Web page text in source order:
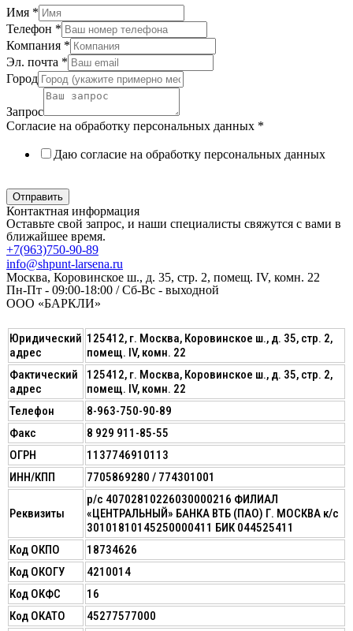
Имя *
Телефон *
Компания *
Эл. почта *
Город
Запрос
Согласие на обработку персональных данных *
Даю согласие на обработку персональных данных
Отправить
Контактная информация
Оставьте свой запрос, и наши специалисты свяжутся с вами в
ближайшее время.
+7(963)750-90-89
info@shpunt-larsena.ru
Москва, Коровинское ш., д. 35, стр. 2, помещ. IV, комн. 22
Пн-Пт - 09:00-18:00 / Сб-Вс - выходной
ООО «БАРКЛИ»
Юридический
адрес
125412, г. Москва, Коровинское ш., д. 35, стр. 2,
помещ. IV, комн. 22
Фактический
адрес
125412, г. Москва, Коровинское ш., д. 35, стр. 2,
помещ. IV, комн. 22
Телефон
8-963-750-90-89
Факс
8 929 911-85-55
ОГРН
1137746910113
ИНН/КПП
7705869280 / 774301001
Реквизиты
р/с 40702810226030000216 ФИЛИАЛ
«ЦЕНТРАЛЬНЫЙ» БАНКА ВТБ (ПАО) Г. МОСКВА к/с
30101810145250000411 БИК 044525411
Код ОКПО
18734626
Код ОКОГУ
4210014
Код ОКФС
16
Код ОКАТО
45277577000